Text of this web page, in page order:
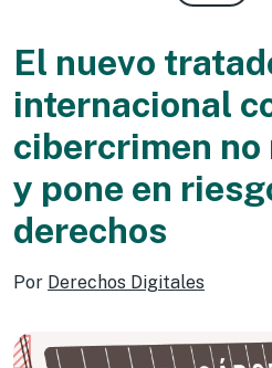
El nuevo
internacional
cibercrimen no
y pone en
derechos
Por Derechos Digitales